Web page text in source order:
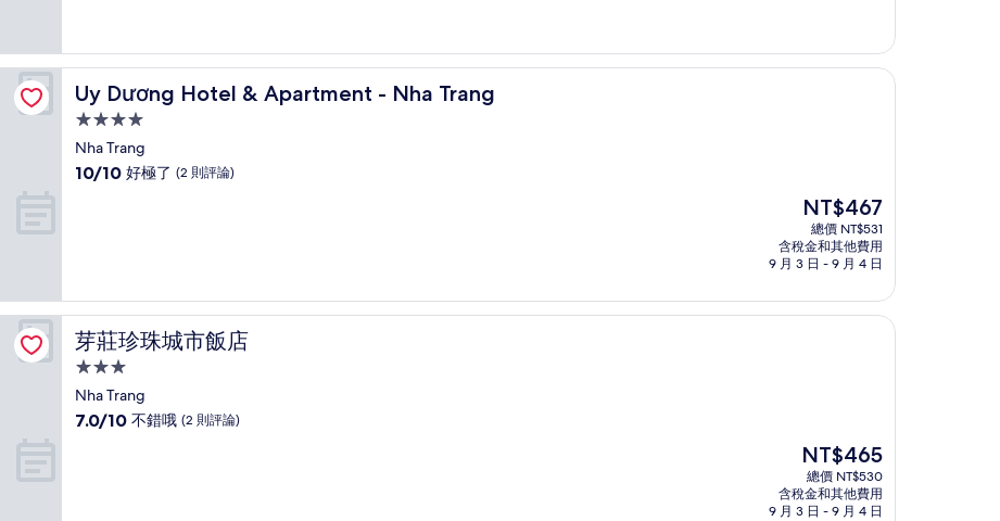
Uy Dương Hotel & Apartment - Nha Trang
Uy Dương Hotel & Apartment - Nha Trang
4.0
星
級
Nha Trang
10.0
極
了，
(2
則
評
論)
10/10 好極了 (2 則評論)
現
在
價
格
NT$467
NT$467
總價 NT$531
含稅金和其他費用
9 月 3 日 - 9 月 4 日
芽莊珍珠城市飯店
芽莊珍珠城市飯店
3.0
星
級
Nha Trang
7.0
7.0/10 不錯哦 (2 則評論)
現
在
價
格
NT$465
總價 NT$530
含稅金和其他費用
9 月 3 日 - 9 月 4 日